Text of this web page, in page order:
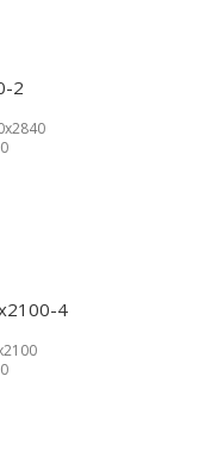
2
4